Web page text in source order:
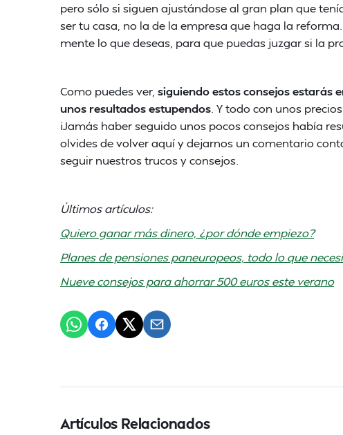
pero sólo si siguen ajustándose al gran plan que
ser tu casa, no la de la empresa que haga la
mente lo que deseas, para que puedas juzgar si la
Como puedes ver, siguiendo estos consejos estarás
unos resultados estupendos . Y todo con unos
¡Jamás haber seguido unos pocos consejos había
olvides de volver aquí y dejarnos un comentario
seguir nuestros trucos y consejos.
Últimos artículos:
Quiero ganar más dinero, ¿por dónde empiezo?
Planes de pensiones paneuropeos, todo lo que
Nueve consejos para ahorrar 500 euros este verano
Artículos Relacionados